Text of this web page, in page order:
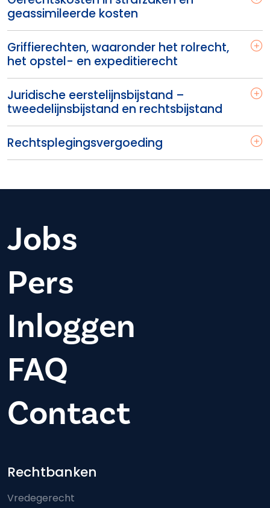
geassimileerde kosten
Griffierechten, waaronder het rolrecht,
het opstel- en expeditierecht
Juridische eerstelijnsbijstand –
tweedelijnsbijstand en rechtsbijstand
Rechtsplegingsvergoeding
Jobs
Pers
Inloggen
FAQ
Contact
Footer-menu
Rechtbanken
Vredegerecht